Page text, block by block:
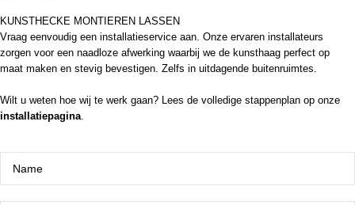
KUNSTHECKE MONTIEREN LASSEN
Vraag eenvoudig een installatieservice aan. Onze ervaren installateurs
zorgen voor een naadloze afwerking waarbij we de kunsthaag perfect op
maat maken en stevig bevestigen. Zelfs in uitdagende buitenruimtes.
Wilt u weten hoe wij te werk gaan? Lees de volledige stappenplan op onze
installatiepagina.